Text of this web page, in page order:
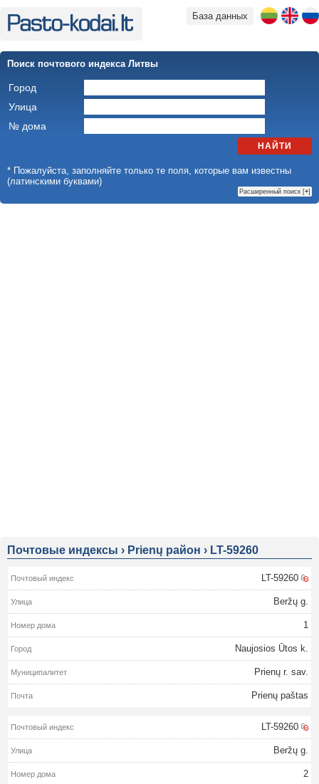
База данных
Поиск почтового индекса Литвы
Город
Улица
№ дома
НАЙТИ
* Пожалуйста, заполняйте только те поля, которые вам известны
(латинскими буквами)
Расширенный поиск [+]
Почтовые индексы › Prienų район › LT-59260
LT-59260
Beržų g.
1
Naujosios Ūtos k.
Prienų r. sav.
Prienų paštas
LT-59260
Beržų g.
2